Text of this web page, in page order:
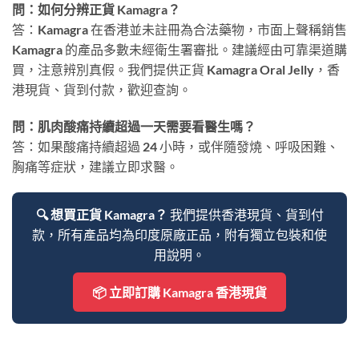
問：如何分辨正貨 Kamagra？
答：Kamagra 在香港並未註冊為合法藥物，市面上聲稱銷售
Kamagra 的產品多數未經衛生署審批。建議經由可靠渠道購
買，注意辨別真假。我們提供正貨 Kamagra Oral Jelly，香
港現貨、貨到付款，歡迎查詢。
問：肌肉酸痛持續超過一天需要看醫生嗎？
答：如果酸痛持續超過 24 小時，或伴隨發燒、呼吸困難、
胸痛等症狀，建議立即求醫。
🔍 想買正貨 Kamagra？ 我們提供香港現貨、貨到付
款，所有產品均為印度原廠正品，附有獨立包裝和使
用說明。
📦 立即訂購 Kamagra 香港現貨